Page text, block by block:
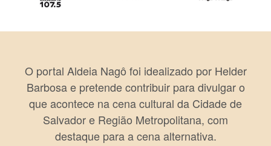
O portal Aldeia Nagô foi idealizado por Helder
Barbosa e pretende contribuir para divulgar o
que acontece na cena cultural da Cidade de
Salvador e Região Metropolitana, com
destaque para a cena alternativa.